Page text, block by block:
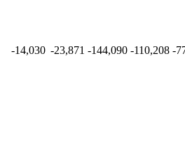
-14,030 -23,871 -144,090 -110,208 -